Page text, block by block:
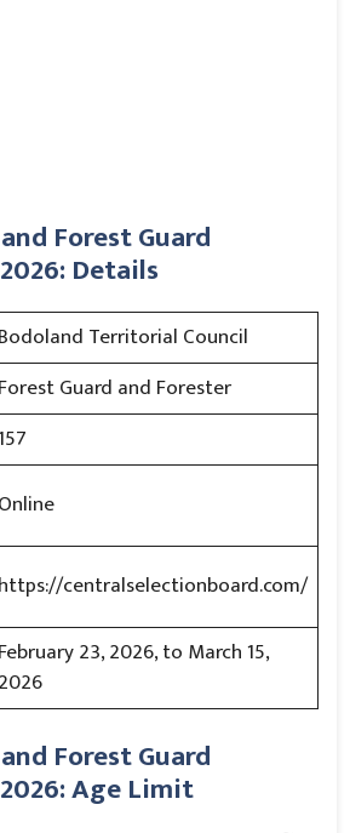
Forest Guard
Details
Bodoland Territorial Council
Forest Guard and Forester
Online
https://centralselectionboard.com/
February 23, 2026, to March 15,
2026
Forest Guard
Age Limit